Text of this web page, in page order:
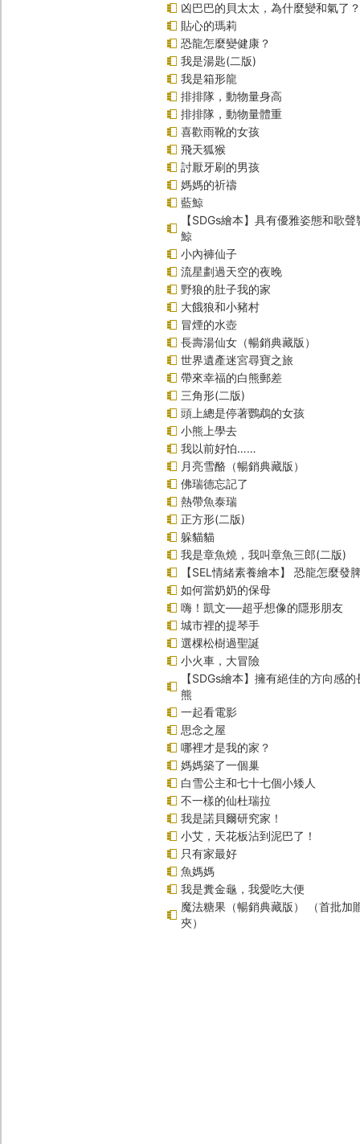
凶巴巴的貝太太，為什麼變和氣了？
貼心的瑪莉
恐龍怎麼變健康？
我是湯匙(二版)
我是箱形龍
排排隊，動物量身高
排排隊，動物量體重
喜歡雨靴的女孩
飛天狐猴
討厭牙刷的男孩
媽媽的祈禱
藍鯨
【SDGs繪本】具有優雅姿態和歌
鯨
小內褲仙子
流星劃過天空的夜晚
野狼的肚子我的家
大餓狼和小豬村
冒煙的水壺
長壽湯仙女（暢銷典藏版）
世界遺產迷宮尋寶之旅
帶來幸福的白熊郵差
三角形(二版)
頭上總是停著鸚鵡的女孩
小熊上學去
我以前好怕……
月亮雪酪（暢銷典藏版）
佛瑞德忘記了
熱帶魚泰瑞
正方形(二版)
躲貓貓
我是章魚燒，我叫章魚三郎(二版)
【SEL情緒素養繪本】 恐龍怎麼發
如何當奶奶的保母
嗨！凱文──超乎想像的隱形朋友
城市裡的提琴手
選棵松樹過聖誕
小火車，大冒險
【SDGs繪本】擁有絕佳的方向感
熊
一起看電影
思念之屋
哪裡才是我的家？
媽媽築了一個巢
白雪公主和七十七個小矮人
不一樣的仙杜瑞拉
我是諾貝爾研究家！
小艾，天花板沾到泥巴了！
只有家最好
魚媽媽
我是糞金龜，我愛吃大便
魔法糖果（暢銷典藏版） （首批加
夾）